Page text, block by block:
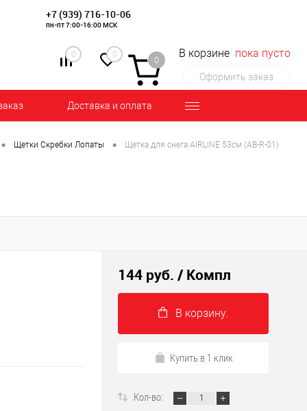
+7 (939) 716-10-06
пн-пт 7:00-16:00 МСК
0 0
0
В корзине пока пусто
Оформить заказ
Доставка и оплата
• Щетки Скребки Лопаты • Щетка для снега AIRLINE 53см (AB-R-01)
144 руб. / Компл
В корзину.
Купить в 1 клик
Кол-во: